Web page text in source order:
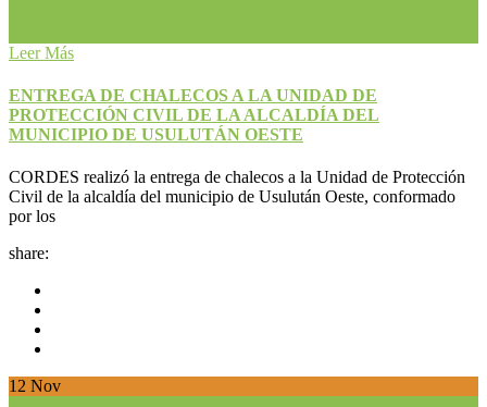
Leer Más
ENTREGA DE CHALECOS A LA UNIDAD DE
PROTECCIÓN CIVIL DE LA ALCALDÍA DEL
MUNICIPIO DE USULUTÁN OESTE
CORDES realizó la entrega de chalecos a la Unidad de Protección
Civil de la alcaldía del municipio de Usulután Oeste, conformado
por los
share:
12 Nov